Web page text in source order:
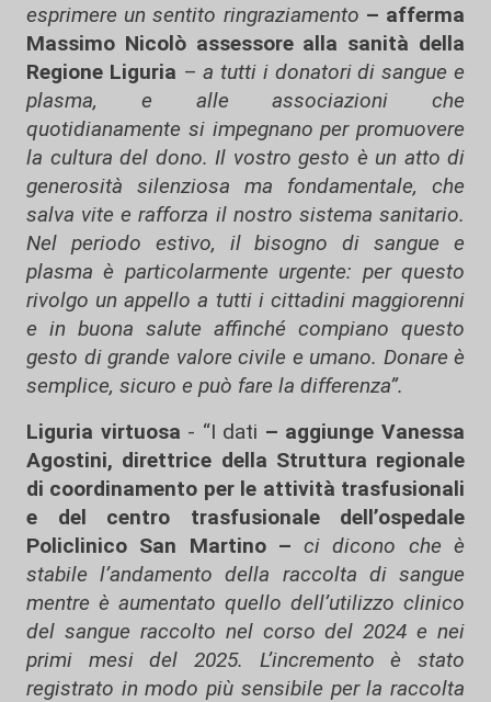
esprimere un sentito ringraziamento – afferma
Massimo Nicolò assessore alla sanità della
Regione Liguria –a tutti i donatori di sangue e
plasma, e alle associazioni che
quotidianamente si impegnano per promuovere
la cultura del dono. Il vostro gesto è un atto di
generosità silenziosa ma fondamentale, che
salva vite e rafforza il nostro sistema sanitario.
Nel periodo estivo, il bisogno di sangue e
plasma è particolarmente urgente: per questo
rivolgo un appello a tutti i cittadini maggiorenni
e in buona salute affinché compiano questo
gesto di grande valore civile e umano. Donare è
semplice, sicuro e può fare la differenza”.
Liguria virtuosa - “I dati – aggiunge Vanessa
Agostini, direttrice della Struttura regionale
di coordinamento per le attività trasfusionali
e del centro trasfusionale dell’ospedale
Policlinico San Martino – ci dicono che è
stabile l’andamento della raccolta di sangue
mentre è aumentato quello dell’utilizzo clinico
del sangue raccolto nel corso del 2024 e nei
primi mesi del 2025. L’incremento è stato
registrato in modo più sensibile per la raccolta